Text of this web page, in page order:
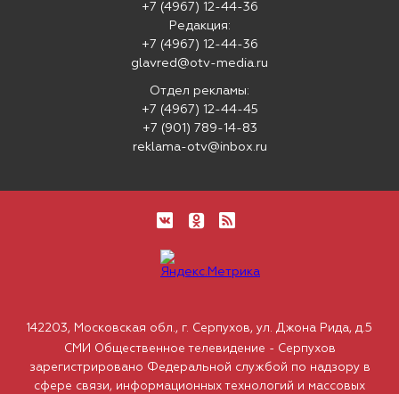
+7 (4967) 12-44-36
Редакция:
+7 (4967) 12-44-36
glavred@otv-media.ru
Отдел рекламы:
+7 (4967) 12-44-45
+7 (901) 789-14-83
reklama-otv@inbox.ru
142203, Московская обл., г. Серпухов, ул. Джона Рида, д.5
СМИ Общественное телевидение - Серпухов
зарегистрировано Федеральной службой по надзору в
сфере связи, информационных технологий и массовых